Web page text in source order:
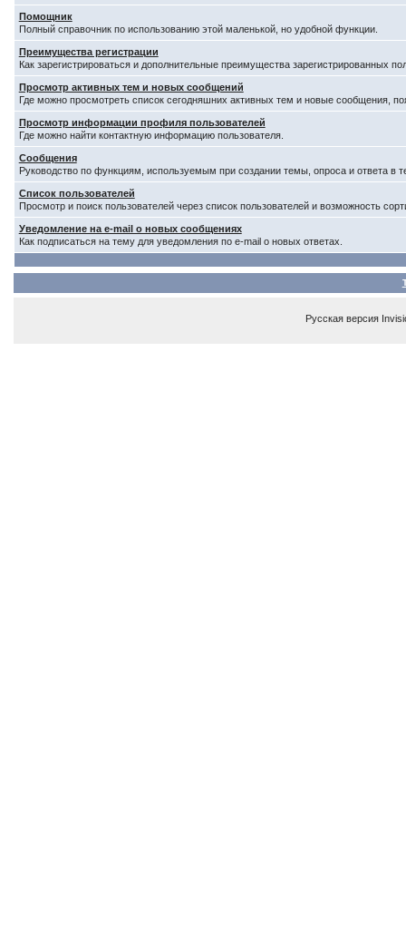
Помощник
Полный справочник по использованию этой маленькой, но удобной функции.
Преимущества регистрации
Как зарегистрироваться и дополнительные преимущества зарегистрированных
Просмотр активных тем и новых сообщений
Где можно просмотреть список сегодняшних активных тем и новые сообщения,
Просмотр информации профиля пользователей
Где можно найти контактную информацию пользователя.
Сообщения
Руководство по функциям, используемым при создании темы, опроса и ответа в
Список пользователей
Просмотр и поиск пользователей через список пользователей и возможность
Уведомление на e-mail о новых сообщениях
Как подписаться на тему для уведомления по e-mail о новых ответах.
Русская версия